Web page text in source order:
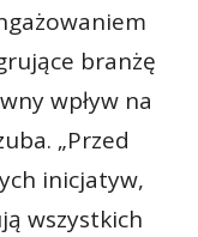
branżę
wpływ na
„Przed
inicjatyw,
wszystkich